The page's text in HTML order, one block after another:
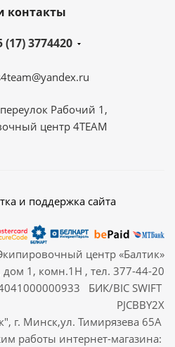
контакты
(17) 3774420
Рабочий 1,
центр 4TEAM
и поддержка сайта
центр «Балтик»
1, комн.1Н , тел. 377-44-20
БИК/BIC SWIFT
PJCBBY2X
г. Минск,ул. Тимирязева 65А
работы интернет-магазина: